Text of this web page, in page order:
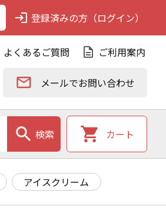
login 登録済みの方（ログイン）
よくあるご質問 description ご利用案内
email メールでお問い合わせ
search 検索 shopping_cart カート
アイスクリーム